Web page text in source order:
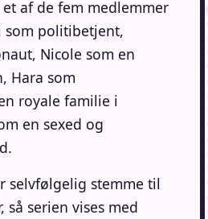
af de fem medlemmer
som politibetjent,
Nicole som en
Hara som
royale familie i
en sexed og
selvfølgelig stemme til
så serien vises med